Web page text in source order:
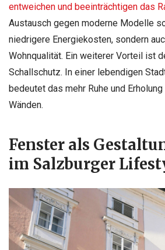
entweichen und beeinträchtigen das
Austausch gegen moderne Modelle
niedrigere Energiekosten, sondern
Wohnqualität. Ein weiterer Vorteil ist
Schallschutz. In einer lebendigen
bedeutet das mehr Ruhe und
Wänden.
Fenster als
im Salzburger